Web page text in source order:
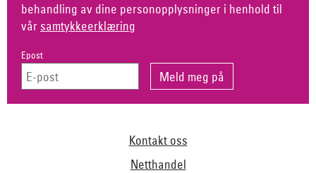
behandling av dine personopplysninger i henhold til
vår samtykkeerklæring
Epost
Kontakt oss
Netthandel